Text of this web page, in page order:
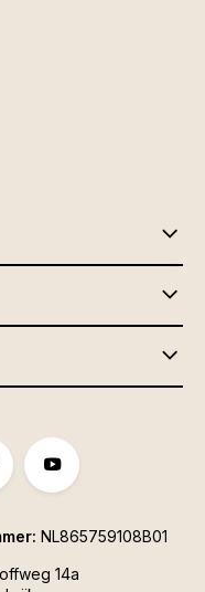
14a
NL865759108B01